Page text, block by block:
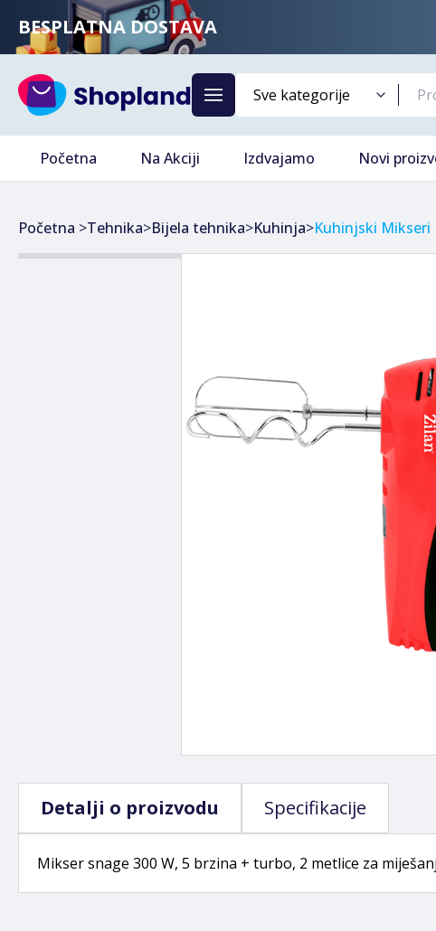
BESPLATNA DOSTAVA
Početna Na Akciji Izdvajamo Novi
Početna >Tehnika>Bijela tehnika>Kuhinja>Kuhinjski Mikseri
Detalji o proizvodu Specifikacije
Mikser snage 300 W, 5 brzina + turbo, 2 metlice za